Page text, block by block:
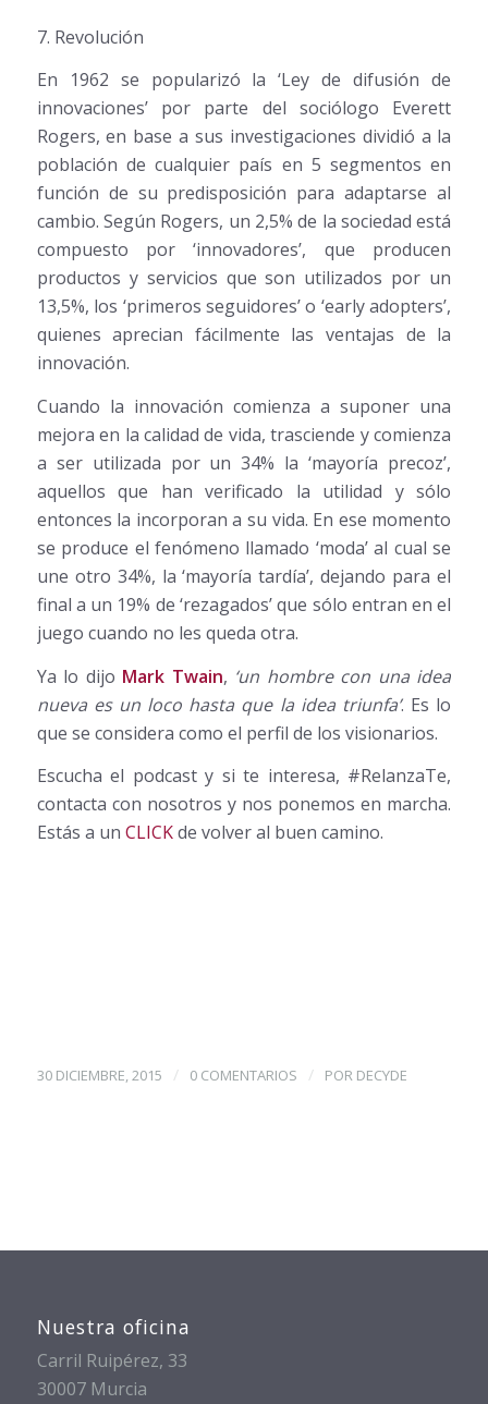
7. Revolución
En 1962 se popularizó la ‘Ley de difusión de
innovaciones’ por parte del sociólogo Everett
Rogers, en base a sus investigaciones dividió a la
población de cualquier país en 5 segmentos en
función de su predisposición para adaptarse al
cambio. Según Rogers, un 2,5% de la sociedad está
compuesto por ‘innovadores’, que producen
productos y servicios que son utilizados por un
13,5%, los ‘primeros seguidores’ o ‘early adopters’,
quienes aprecian fácilmente las ventajas de la
innovación.
Cuando la innovación comienza a suponer una
mejora en la calidad de vida, trasciende y comienza
a ser utilizada por un 34% la ‘mayoría precoz’,
aquellos que han verificado la utilidad y sólo
entonces la incorporan a su vida. En ese momento
se produce el fenómeno llamado ‘moda’ al cual se
une otro 34%, la ‘mayoría tardía’, dejando para el
final a un 19% de ‘rezagados’ que sólo entran en el
juego cuando no les queda otra.
Ya lo dijo Mark Twain, ‘un hombre con una idea
nueva es un loco hasta que la idea triunfa’. Es lo
que se considera como el perfil de los visionarios.
Escucha el podcast y si te interesa, #RelanzaTe,
contacta con nosotros y nos ponemos en marcha.
Estás a un CLICKde volver al buen camino.
30 DICIEMBRE, 2015 / 0 COMENTARIOS / POR DECYDE
Nuestra oficina
Carril Ruipérez, 33
30007 Murcia